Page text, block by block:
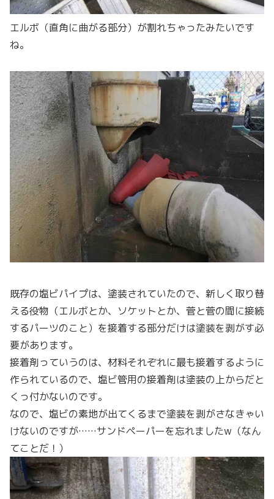
エルボ（直角に曲がる部分）が割れちゃったみたいです
ね。
既存の塩ビパイプは、塗装されていたので、新しく取り替
える役物（エルボとか、ソケットとか、菅と菅の間に接続
するパーツのこと）を接着する部分だけは塗装を剥がす必
要があります。
接着剤っていうのは、材料それぞれに最も接着するように
作られているので、塩ビ管用の接着剤は塗装の上からだと
くっ付かないのです。
なので、塩ビの素地が出てくるまで塗装を剥がさなきゃい
けないのですが……サンドペーパーを忘れましたw（なん
てことだ！）